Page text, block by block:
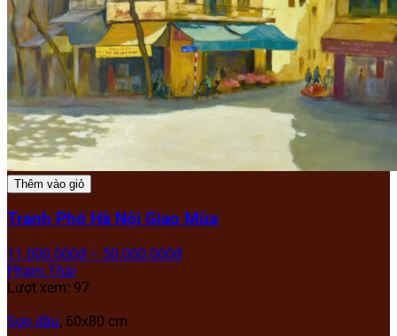
Thêm vào giỏ
Tranh Phố Hà Nội Giao Mùa
11.000.000₫ – 50.000.000₫
Phạm Thái
Lượt xem: 97
Sơn dầu, 60x80 cm